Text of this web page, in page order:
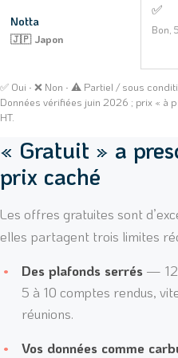
Notta
🇯🇵 Japon
✅
Bon,
✅ Oui · ❌ Non · ⚠️ Partiel / sous
Données vérifiées juin 2026 ; prix « à
HT.
« Gratuit » a
prix caché
Les offres gratuites sont
elles partagent trois limites
Des plafonds serrés —
5 à 10 comptes rendus,
réunions.
Vos données comme